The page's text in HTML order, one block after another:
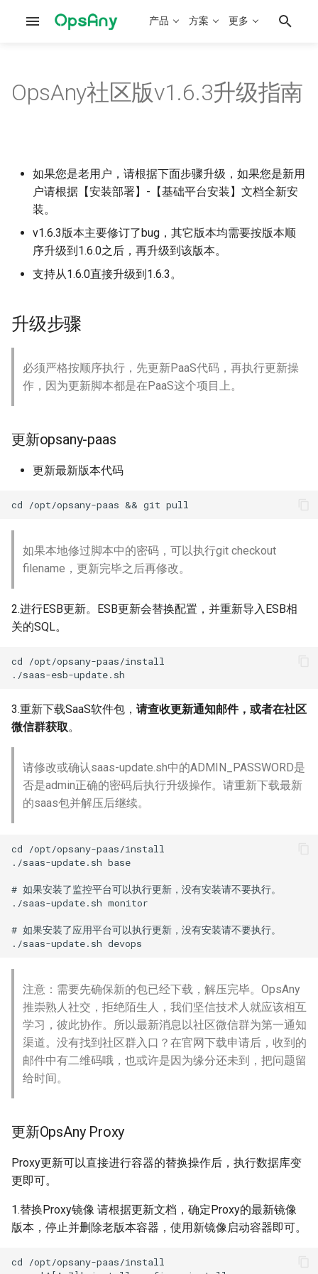
产品 方案 更多
部署文档概述
研发平台部署
离线部署手册
Kubernetes部署
基础监控集成
OpsAny介绍
快速入门实践
CMDB建设实践
资源纳管实践
监控建设实践
DevOps建设实践
系统架构
访问架构
PaaS架构
SaaS架构
平台性能调优
开源工具集成
Kubernetes部署
Kubernetes管理
KubeVirt部署
概念问题
使用问题
OpsAny开发手册
作业平台脚本开发
资产采集插件开发
资产巡检插件开发
SaltStack SLS案例
工作台
资源平台
管控平台
作业平台
基础监控
流水线
制品仓库
持续部署
统一权限
大模型开发平台
升级步骤
更新OpsAny Proxy
更新Login服务
v1.6.3版本更新记录
功能新增：
OpsAny社区版v1.6.3升级指南
如果您是老用户，请根据下面步骤升级，如果您是新用
户请根据【安装部署】-【基础平台安装】文档全新安
装。
v1.6.3版本主要修订了bug，其它版本均需要按版本顺
序升级到1.6.0之后，再升级到该版本。
支持从1.6.0直接升级到1.6.3。
升级步骤
必须严格按顺序执行，先更新PaaS代码，再执行更新操
作，因为更新脚本都是在PaaS这个项目上。
更新opsany-paas
更新最新版本代码
如果本地修过脚本中的密码，可以执行git checkout
filename，更新完毕之后再修改。
2.进行ESB更新。ESB更新会替换配置，并重新导入ESB相
关的SQL。
cd /opt/opsany-paas/install
3.重新下载SaaS软件包， 请查收更新通知邮件，或者在社区
微信群获取。
请修改或确认saas-update.sh中的ADMIN_PASSWORD是
否是admin正确的密码后执行升级操作。请重新下载最新
的saas包并解压后继续。
cd /opt/opsany-paas/install
./saas-update.sh base
# 如果安装了监控平台可以执行更新，没有安装请不要执行。
./saas-update.sh monitor
# 如果安装了应用平台可以执行更新，没有安装请不要执行。
注意：需要先确保新的包已经下载，解压完毕。OpsAny
推崇熟人社交，拒绝陌生人，我们坚信技术人就应该相互
学习，彼此协作。所以最新消息以社区微信群为第一通知
渠道。没有找到社区群入口？在官网下载申请后，收到的
邮件中有二维码哦，也或许是因为缘分还未到，把问题留
给时间。
更新OpsAny Proxy
Proxy更新可以直接进行容器的替换操作后，执行数据库变
更即可。
1.替换Proxy镜像 请根据更新文档，确定Proxy的最新镜像
版本，停止并删除老版本容器，使用新镜像启动容器即可。
cd /opt/opsany-paas/install